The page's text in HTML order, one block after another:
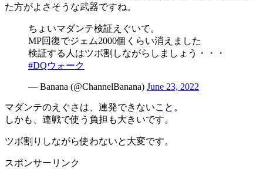
た方がよさそうな武器ですね。
ちょいマダンテ検証えぐいて。
MP回復でジェム2000個くらい消えました
検証する人はツボ割しながらしましょう・・・
#DQウォーク
— Banana (@ChannelBanana) June 23, 2022
マダンテのえぐさは、連発できないこと。
しかも、連戦で使う負担も大きいです。
ツボ割りしながら使わないと大変です。
スポンサーリンク